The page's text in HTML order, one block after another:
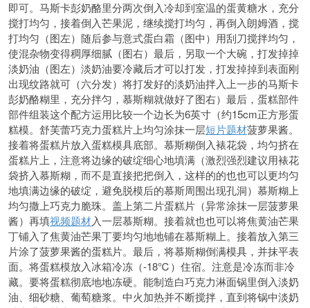
即可。马斯卡彭奶酪里分两次倒入冷却到室温的蛋黄糖水，充分
搅打均匀，接着倒入芒果泥，继续搅打均匀，再倒入朗姆酒，搅
打均匀（图左）随后参与意式蛋白霜（图中）用刮刀搅拌均匀，
使混杂物变得稠厚细腻（图右）最后，另取一个大碗，打发掉掉
淡奶油（图左）淡奶油要冷藏后才可以打发，打发掉掉到表面刚
出现纹路就可（六分发）将打发好的淡奶油拌入上一步的马斯卡
彭奶酪糊里，充分拌匀，慕斯糊就做好了图右）最后，蛋糕部件
部件组装这个配方运用比较一个边长为6英寸（约15cm正方形蛋
糕模。舒芙蕾巧克力蛋糕片上均匀涂抹一层短片题材菠萝果酱。
接着将蛋糕片放入蛋糕模具底部。慕斯糊倒入裱花袋，均匀挤在
蛋糕片上，注意将边缘的破绽细心地填满（激烈强烈建议用裱花
袋挤入慕斯糊，而不是直接把把倒入，这样的的也也可以更均匀
地填满边缘的破绽，避免脱模后的慕斯周围出现孔洞）慕斯糊上
均匀撒上巧克力脆珠。盖上第二片蛋糕片（异常涂抹一层菠萝果
酱）再填视频题材入一层慕斯糊。接着就也也可以将焦黄油芒果
丁铺入了焦黄油芒果丁要均匀地地铺在慕斯糊上。接着放入第三
片涂了菠萝果酱的蛋糕片。最后，将慕斯糊倒满模具，并抹平表
面。将蛋糕模放入冰箱冷冻（-18℃）住宿。注意是冷冻而非冷
藏。要将蛋糕彻底地地冻硬。能制造白巧克力淋面锅里倒入淡奶
油、细砂糖、葡萄糖浆。中火加热并不断搅拌，直到将锅中淡奶